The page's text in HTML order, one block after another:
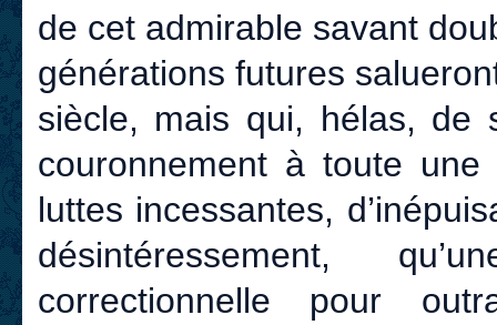
de cet admirable savant
générations futures
siècle, mais qui, hélas, de
couronnement à toute
luttes incessantes,
désintéressement,
correctionnelle pour